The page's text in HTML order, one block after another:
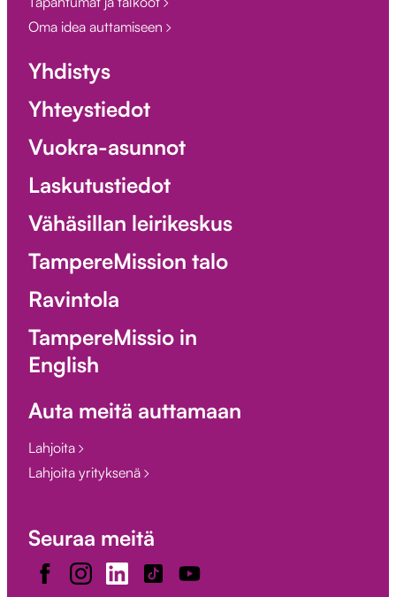
Oma idea auttamiseen
Yhdistys
Yhteystiedot
Vuokra-asunnot
Laskutustiedot
Vähäsillan leirikeskus
TampereMission talo
Ravintola
TampereMissio in
English
Auta meitä auttamaan
Lahjoita
Lahjoita yrityksenä
Seuraa meitä
FacebookInstagramLinkedInTikTokYoutube